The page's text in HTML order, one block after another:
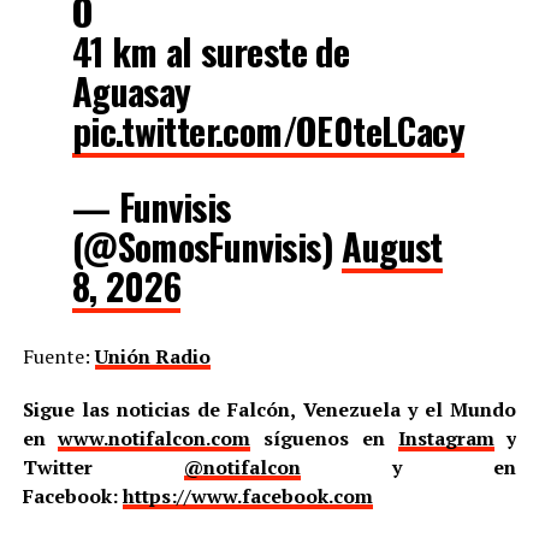
O
41 km al sureste de
Aguasay
pic.twitter.com/OE0teLCacy
— Funvisis
(@SomosFunvisis)August
8, 2026
Fuente:Unión Radio
Sigue las noticias de Falcón, Venezuela y el Mundo
enwww.notifalcon.com síguenos en Instagramy
Twitter @notifalcony en
Facebook:https://www.facebook.com